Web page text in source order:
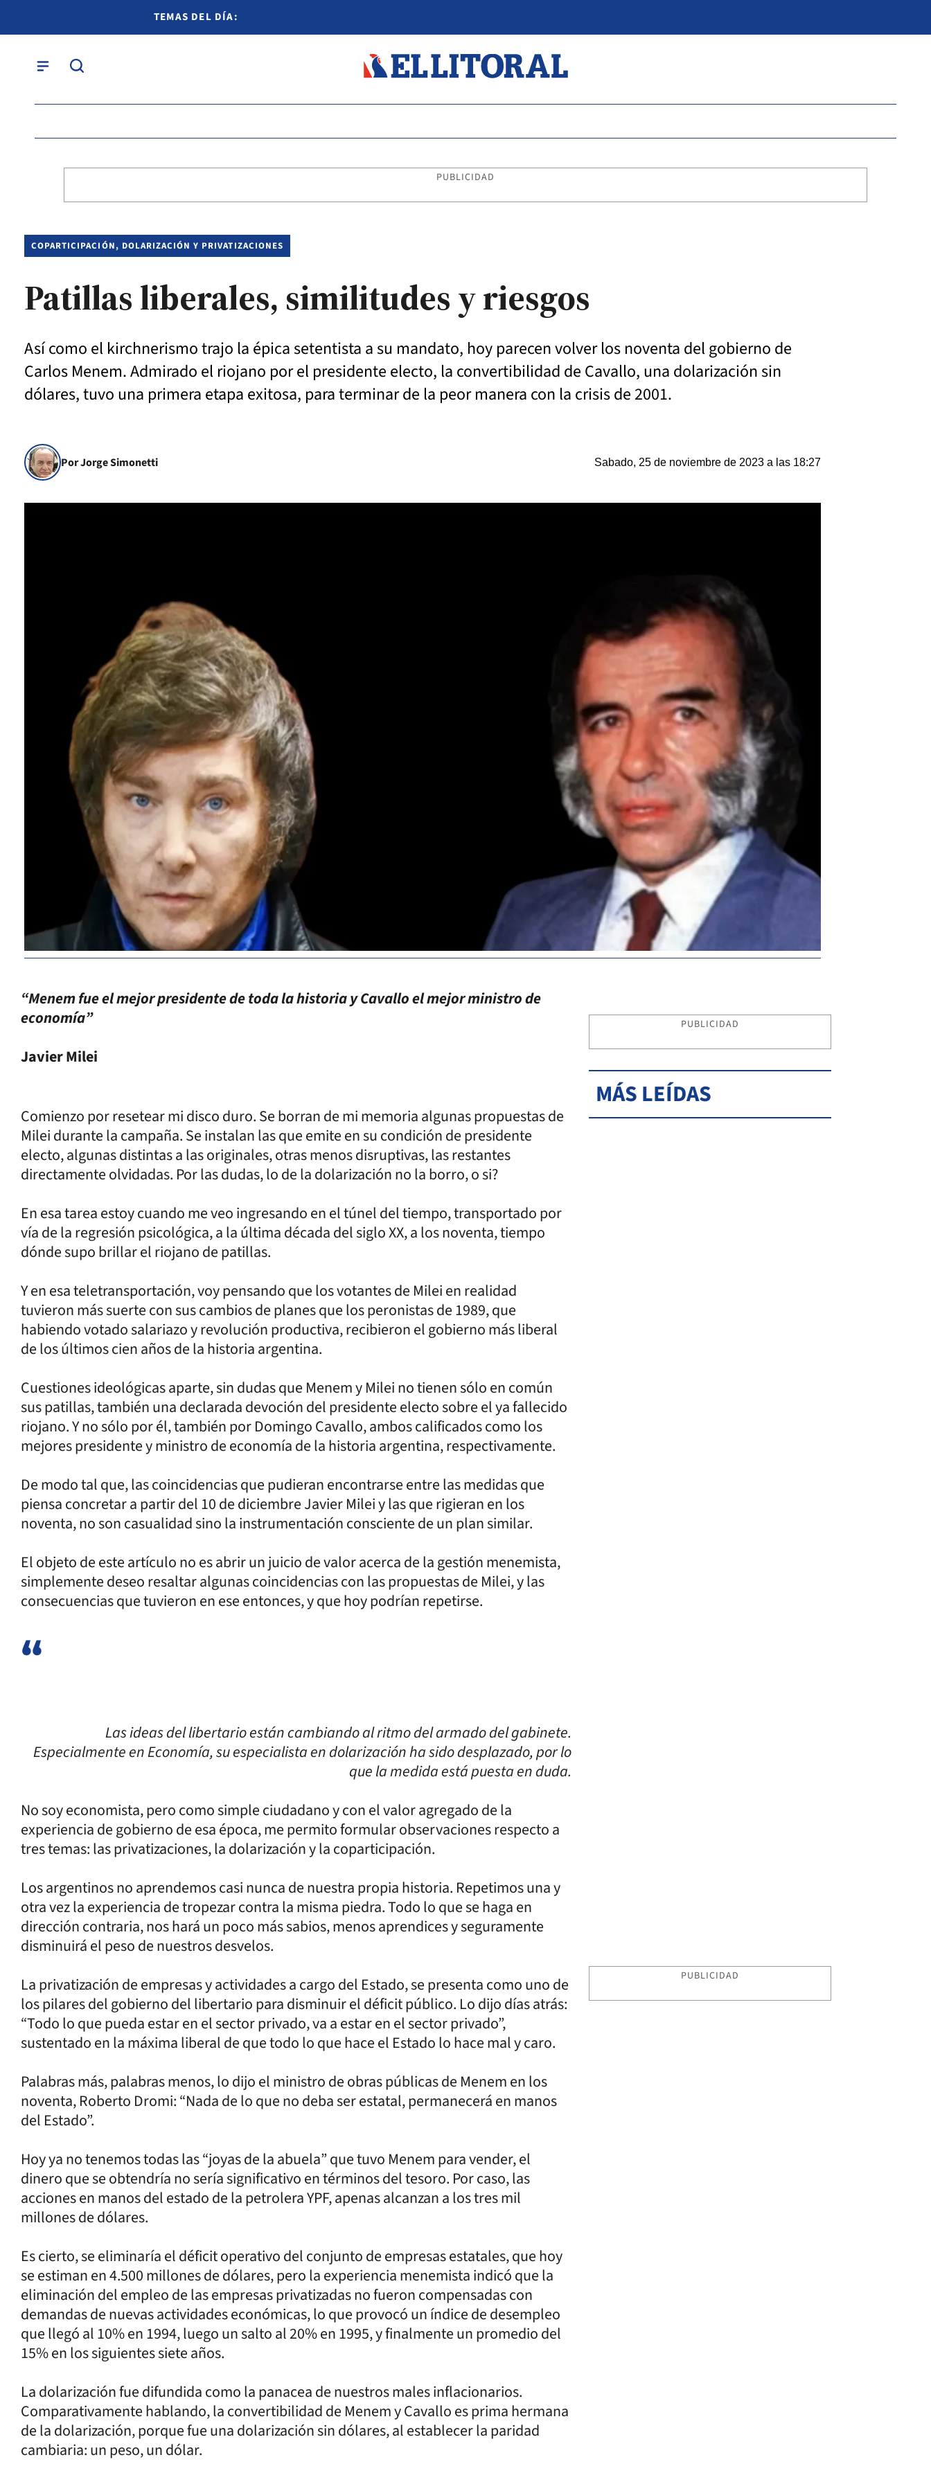
TEMAS DEL DÍA:
PUBLICIDAD
COPARTICIPACIÓN, DOLARIZACIÓN Y PRIVATIZACIONES
Patillas liberales, similitudes y riesgos
Así como el kirchnerismo trajo la épica setentista a su mandato, hoy parecen volver los noventa del gobierno de
Carlos Menem. Admirado el riojano por el presidente electo, la convertibilidad de Cavallo, una dolarización sin
dólares, tuvo una primera etapa exitosa, para terminar de la peor manera con la crisis de 2001.
Por Jorge Simonetti Sabado, 25 de noviembre de 2023 a las 18:27
“Menem fue el mejor presidente de toda la historia y Cavallo el mejor ministro de
economía”
Javier Milei
Comienzo por resetear mi disco duro. Se borran de mi memoria algunas propuestas de
Milei durante la campaña. Se instalan las que emite en su condición de presidente
electo, algunas distintas a las originales, otras menos disruptivas, las restantes
directamente olvidadas. Por las dudas, lo de la dolarización no la borro, o si?
En esa tarea estoy cuando me veo ingresando en el túnel del tiempo, transportado por
vía de la regresión psicológica, a la última década del siglo XX, a los noventa, tiempo
dónde supo brillar el riojano de patillas.
Y en esa teletransportación, voy pensando que los votantes de Milei en realidad
tuvieron más suerte con sus cambios de planes que los peronistas de 1989, que
habiendo votado salariazo y revolución productiva, recibieron el gobierno más liberal
de los últimos cien años de la historia argentina.
Cuestiones ideológicas aparte, sin dudas que Menem y Milei no tienen sólo en común
sus patillas, también una declarada devoción del presidente electo sobre el ya fallecido
riojano. Y no sólo por él, también por Domingo Cavallo, ambos calificados como los
mejores presidente y ministro de economía de la historia argentina, respectivamente.
De modo tal que, las coincidencias que pudieran encontrarse entre las medidas que
piensa concretar a partir del 10 de diciembre Javier Milei y las que rigieran en los
noventa, no son casualidad sino la instrumentación consciente de un plan similar.
El objeto de este artículo no es abrir un juicio de valor acerca de la gestión menemista,
simplemente deseo resaltar algunas coincidencias con las propuestas de Milei, y las
consecuencias que tuvieron en ese entonces, y que hoy podrían repetirse.
Las ideas del libertario están cambiando al ritmo del armado del gabinete.
Especialmente en Economía, su especialista en dolarización ha sido desplazado, por lo
que la medida está puesta en duda.
No soy economista, pero como simple ciudadano y con el valor agregado de la
experiencia de gobierno de esa época, me permito formular observaciones respecto a
tres temas: las privatizaciones, la dolarización y la coparticipación.
Los argentinos no aprendemos casi nunca de nuestra propia historia. Repetimos una y
otra vez la experiencia de tropezar contra la misma piedra. Todo lo que se haga en
dirección contraria, nos hará un poco más sabios, menos aprendices y seguramente
disminuirá el peso de nuestros desvelos.
La privatización de empresas y actividades a cargo del Estado, se presenta como uno de
los pilares del gobierno del libertario para disminuir el déficit público. Lo dijo días atrás:
“Todo lo que pueda estar en el sector privado, va a estar en el sector privado”,
sustentado en la máxima liberal de que todo lo que hace el Estado lo hace mal y caro.
Palabras más, palabras menos, lo dijo el ministro de obras públicas de Menem en los
noventa, Roberto Dromi: “Nada de lo que no deba ser estatal, permanecerá en manos
del Estado”.
Hoy ya no tenemos todas las “joyas de la abuela” que tuvo Menem para vender, el
dinero que se obtendría no sería significativo en términos del tesoro. Por caso, las
acciones en manos del estado de la petrolera YPF, apenas alcanzan a los tres mil
millones de dólares.
Es cierto, se eliminaría el déficit operativo del conjunto de empresas estatales, que hoy
se estiman en 4.500 millones de dólares, pero la experiencia menemista indicó que la
eliminación del empleo de las empresas privatizadas no fueron compensadas con
demandas de nuevas actividades económicas, lo que provocó un índice de desempleo
que llegó al 10% en 1994, luego un salto al 20% en 1995, y finalmente un promedio del
15% en los siguientes siete años.
La dolarización fue difundida como la panacea de nuestros males inflacionarios.
Comparativamente hablando, la convertibilidad de Menem y Cavallo es prima hermana
de la dolarización, porque fue una dolarización sin dólares, al establecer la paridad
cambiaria: un peso, un dólar.
PUBLICIDAD
MÁS LEÍDAS
PUBLICIDAD